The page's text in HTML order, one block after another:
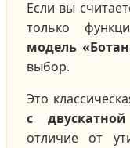
Если вы
только
модель
выбор.
Это
с
отличие от